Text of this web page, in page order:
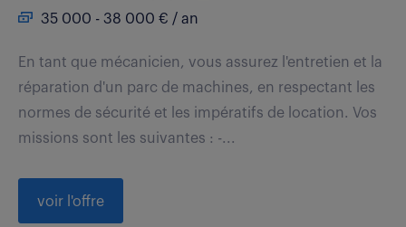
35 000 - 38 000 € / an
En tant que mécanicien, vous assurez l'entretien et la
réparation d'un parc de machines, en respectant les
normes de sécurité et les impératifs de location. Vos
missions sont les suivantes : -...
voir l'offre